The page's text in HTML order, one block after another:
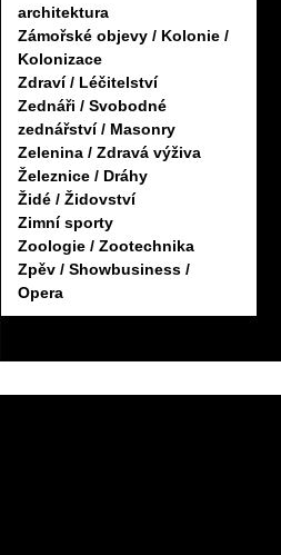
architektura
Zámořské objevy / Kolonie /
Kolonizace
Zdraví / Léčitelství
Zednáři / Svobodné
zednářství / Masonry
Zelenina / Zdravá výživa
Železnice / Dráhy
Židé / Židovství
Zimní sporty
Zoologie / Zootechnika
Zpěv / Showbusiness /
Opera